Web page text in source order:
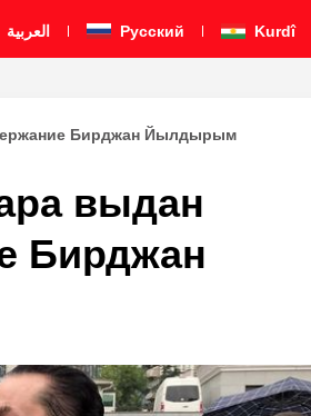
العربية Pусский Kurdî
Бирджан Йылдырым
выдан
Бирджан